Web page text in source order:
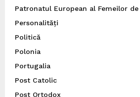
Patronatul European al Femeilor
Personalități
Politică
Polonia
Portugalia
Post Catolic
Post Ortodox